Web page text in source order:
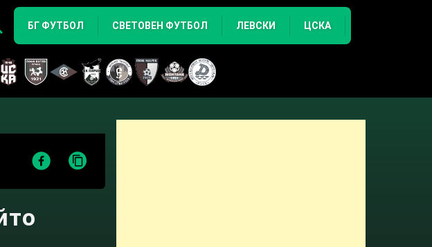
БГ ФУТБОЛ СВЕТОВЕН ФУТБОЛ ЛЕВСКИ ЦСКА